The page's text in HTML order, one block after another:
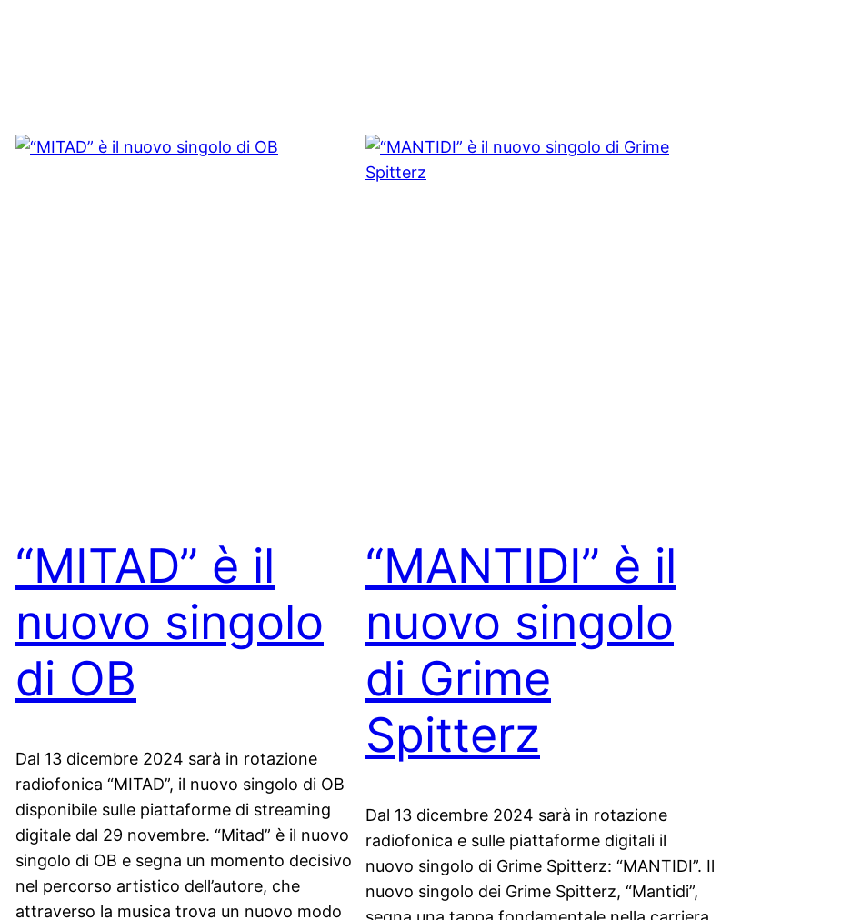
“MITAD” è il
nuovo singolo
di OB
Dal 13 dicembre 2024 sarà in rotazione
radiofonica “MITAD”, il nuovo singolo di OB
disponibile sulle piattaforme di streaming
digitale dal 29 novembre. “Mitad” è il nuovo
singolo di OB e segna un momento decisivo
nel percorso artistico dell’autore, che
attraverso la musica trova un nuovo modo
“MANTIDI” è il
nuovo singolo
di Grime
Spitterz
Dal 13 dicembre 2024 sarà in rotazione
radiofonica e sulle piattaforme digitali il
nuovo singolo di Grime Spitterz: “MANTIDI”. Il
nuovo singolo dei Grime Spitterz, “Mantidi”,